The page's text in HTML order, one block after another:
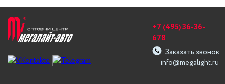
info@megalight.ru
+7 (495) 36-36-
678
Заказать звонок